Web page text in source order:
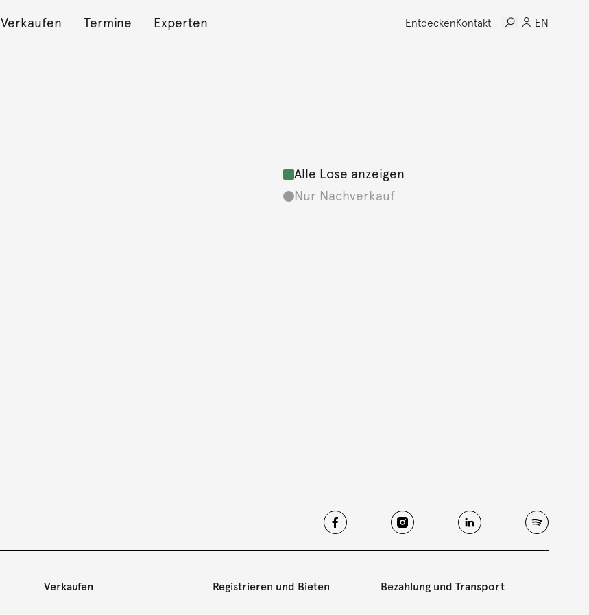
Verkaufen Termine Experten EntdeckenKontakt EN
Alle Lose anzeigen
Nur Nachverkauf
Verkaufen Registrieren und Bieten Bezahlung und Transport